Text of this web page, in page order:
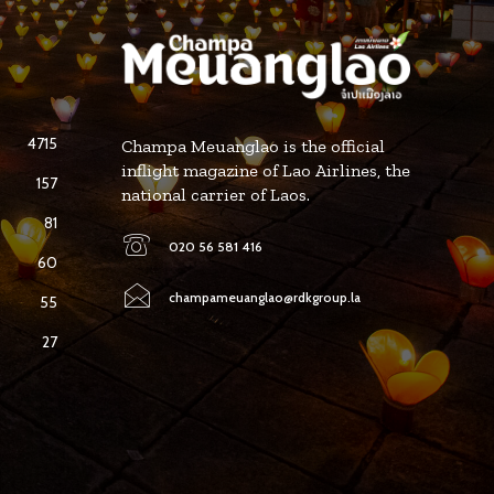
4715
157
81
60
55
27
Champa Meuanglao is the official
inflight magazine of Lao Airlines, the
national carrier of Laos.
020 56 581 416
champameuanglao@rdkgroup.la